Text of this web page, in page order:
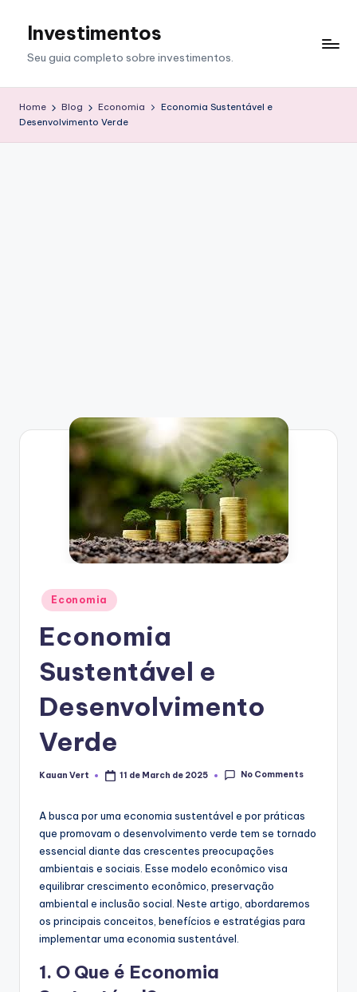
Investimentos
Seu guia completo sobre investimentos.
Home Blog Economia
Economia Sustentável e
Desenvolvimento Verde
Posted
in
Economia
Economia
Sustentável e
Desenvolvimento
Verde
Posted
Kauan Vert 11 de March de 2025 No Comments
A busca por uma economia sustentável e por práticas
que promovam o desenvolvimento verde tem se tornado
essencial diante das crescentes preocupações
ambientais e sociais. Esse modelo econômico visa
equilibrar crescimento econômico, preservação
ambiental e inclusão social. Neste artigo, abordaremos
os principais conceitos, benefícios e estratégias para
implementar uma economia sustentável.
1. O Que é Economia